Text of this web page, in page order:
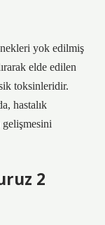
yok edilmiş
elde edilen
toksinleridir.
hastalık
gelişmesini
2